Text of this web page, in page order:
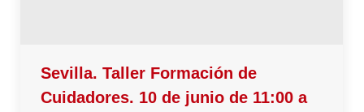
Sevilla. Taller Formación de
Cuidadores. 10 de junio de 11:00 a